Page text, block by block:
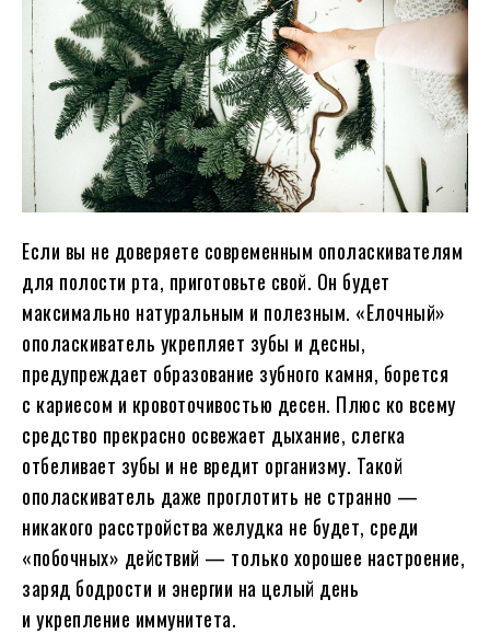
Если вы не доверяете современным ополаскивателям
для полости рта, приготовьте свой. Он будет
максимально натуральным и полезным. «Елочный»
ополаскиватель укрепляет зубы и десны,
предупреждает образование зубного камня, борется
с кариесом и кровоточивостью десен. Плюс ко всему
средство прекрасно освежает дыхание, слегка
отбеливает зубы и не вредит организму. Такой
ополаскиватель даже проглотить не странно —
никакого расстройства желудка не будет, среди
«побочных» действий — только хорошее настроение,
заряд бодрости и энергии на целый день
и укрепление иммунитета.